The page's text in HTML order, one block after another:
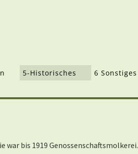
5-Historisches 6 Sonstiges
war bis 1919 Genossenschaftsmolkerei.